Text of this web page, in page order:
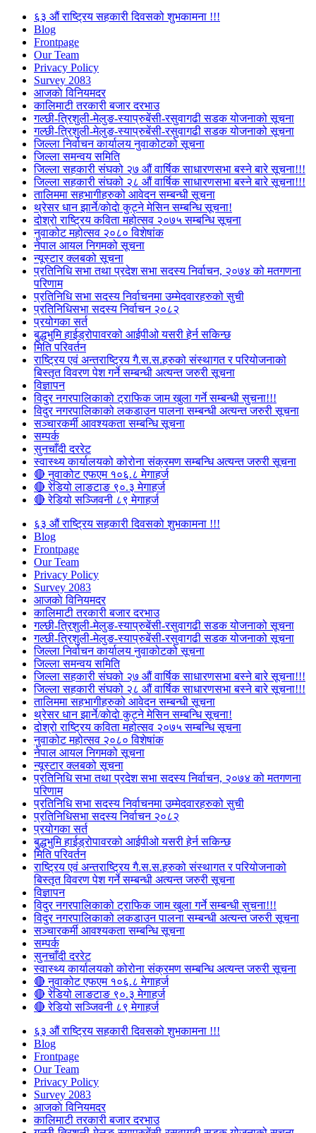
६३ औं राष्ट्रिय सहकारी दिवसको शुभकामना !!!
Blog
Frontpage
Our Team
Privacy Policy
Survey 2083
आजकाे विनियमदर
कालिमाटी तरकारी बजार दरभाउ
गल्छी-त्रिशुली-मेलुङ-स्याप्रुबेंसी-रसुवागढी सडक योजनाको सूचना
गल्छी-त्रिशुली-मेलुङ-स्याप्रुबेंसी-रसुवागढी सडक योजनाको सूचना
जिल्ला निर्वाचन कार्यालय नुवाकोटको सूचना
जिल्ला समन्वय समिति
जिल्ला सहकारी संघको २७ औं वार्षिक साधारणसभा बस्ने बारे सूचना!!!
जिल्ला सहकारी संघको २८ औं वार्षिक साधारणसभा बस्ने बारे सूचना!!!
तालिममा सहभागीहरुको आवेदन सम्बन्धी सूचना
थ्रेसर धान झार्ने/काेदाे कुट्ने मेसिन सम्बन्धि सूचना!
दोश्रो राष्ट्रिय कविता महोत्सव २०७५ सम्बन्धि सूचना
नुवाकोट महोत्सव २०८० विशेषांक
नेपाल आयल निगमको सूचना
न्यूस्टार क्लबको सूचना
प्रतिनिधि सभा तथा प्रदेश सभा सदस्य निर्वाचन, २०७४ को मतगणना
परिणाम
प्रतिनिधि सभा सदस्य निर्वाचनमा उम्मेदवारहरुको सुची
प्रतिनिधिसभा सदस्य निर्वाचन २०८२
प्रयोगका सर्त
बुद्धभुमि हाईड्रोपावरको आईपीओ यसरी हेर्न सकिन्छ
मिति परिवर्तन
राष्ट्रिय एवं अन्तराष्ट्रिय गै.स.स.हरुको संस्थागत र परियोजनाको
बिस्तृत विवरण पेश गर्ने सम्बन्धी अत्यन्त जरुरी सूचना
विज्ञापन
विदुर नगरपालिकाको ट्राफिक जाम खुला गर्ने सम्बन्धी सुचना!!!
विदुर नगरपालिकाको लकडाउन पालना सम्बन्धी अत्यन्त जरुरी सूचना
सञ्चारकर्मी आवश्यकता सम्बन्धि सूचना
सम्पर्क
सुनचाँदी दररेट
स्वास्थ्य कार्यालयको कोरोना संक्रमण सम्बन्धि अत्यन्त जरुरी सूचना
🔴 नुवाकोट एफएम १०६.८ मेगाहर्ज
🔴 रेडियो लाङटाङ ९०.३ मेगाहर्ज
🔴 रेडियो सञ्जिवनी ८९ मेगाहर्ज
६३ औं राष्ट्रिय सहकारी दिवसको शुभकामना !!!
Blog
Frontpage
Our Team
Privacy Policy
Survey 2083
आजकाे विनियमदर
कालिमाटी तरकारी बजार दरभाउ
गल्छी-त्रिशुली-मेलुङ-स्याप्रुबेंसी-रसुवागढी सडक योजनाको सूचना
गल्छी-त्रिशुली-मेलुङ-स्याप्रुबेंसी-रसुवागढी सडक योजनाको सूचना
जिल्ला निर्वाचन कार्यालय नुवाकोटको सूचना
जिल्ला समन्वय समिति
जिल्ला सहकारी संघको २७ औं वार्षिक साधारणसभा बस्ने बारे सूचना!!!
जिल्ला सहकारी संघको २८ औं वार्षिक साधारणसभा बस्ने बारे सूचना!!!
तालिममा सहभागीहरुको आवेदन सम्बन्धी सूचना
थ्रेसर धान झार्ने/काेदाे कुट्ने मेसिन सम्बन्धि सूचना!
दोश्रो राष्ट्रिय कविता महोत्सव २०७५ सम्बन्धि सूचना
नुवाकोट महोत्सव २०८० विशेषांक
नेपाल आयल निगमको सूचना
न्यूस्टार क्लबको सूचना
प्रतिनिधि सभा तथा प्रदेश सभा सदस्य निर्वाचन, २०७४ को मतगणना
परिणाम
प्रतिनिधि सभा सदस्य निर्वाचनमा उम्मेदवारहरुको सुची
प्रतिनिधिसभा सदस्य निर्वाचन २०८२
प्रयोगका सर्त
बुद्धभुमि हाईड्रोपावरको आईपीओ यसरी हेर्न सकिन्छ
मिति परिवर्तन
राष्ट्रिय एवं अन्तराष्ट्रिय गै.स.स.हरुको संस्थागत र परियोजनाको
बिस्तृत विवरण पेश गर्ने सम्बन्धी अत्यन्त जरुरी सूचना
विज्ञापन
विदुर नगरपालिकाको ट्राफिक जाम खुला गर्ने सम्बन्धी सुचना!!!
विदुर नगरपालिकाको लकडाउन पालना सम्बन्धी अत्यन्त जरुरी सूचना
सञ्चारकर्मी आवश्यकता सम्बन्धि सूचना
सम्पर्क
सुनचाँदी दररेट
स्वास्थ्य कार्यालयको कोरोना संक्रमण सम्बन्धि अत्यन्त जरुरी सूचना
🔴 नुवाकोट एफएम १०६.८ मेगाहर्ज
🔴 रेडियो लाङटाङ ९०.३ मेगाहर्ज
🔴 रेडियो सञ्जिवनी ८९ मेगाहर्ज
६३ औं राष्ट्रिय सहकारी दिवसको शुभकामना !!!
Blog
Frontpage
Our Team
Privacy Policy
Survey 2083
आजकाे विनियमदर
कालिमाटी तरकारी बजार दरभाउ